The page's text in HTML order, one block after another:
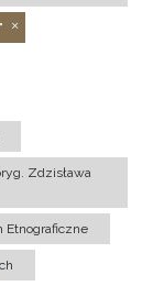
Zdzisława
Etnograficzne